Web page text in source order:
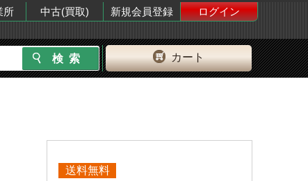
所 中古(買取) 新規会員登録
ログイン
カート
送料無料